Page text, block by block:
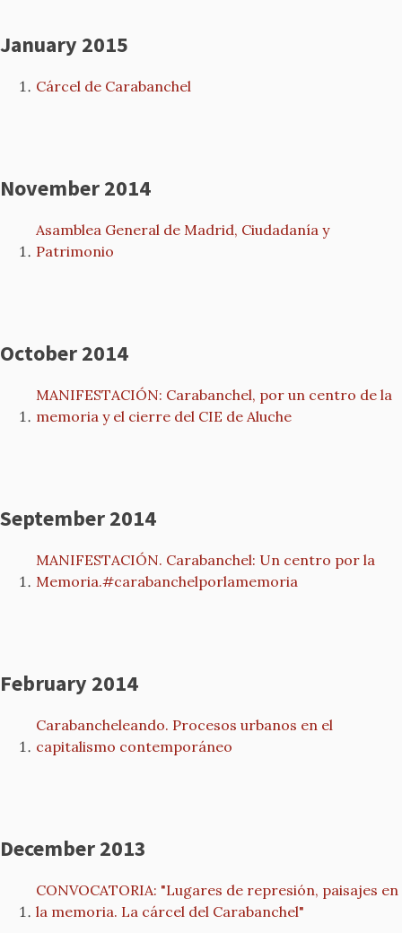
January 2015
Cárcel de Carabanchel
November 2014
Asamblea General de Madrid, Ciudadanía y
Patrimonio
October 2014
MANIFESTACIÓN: Carabanchel, por un centro de la
memoria y el cierre del CIE de Aluche
September 2014
MANIFESTACIÓN. Carabanchel: Un centro por la
Memoria.#carabanchelporlamemoria
February 2014
Carabancheleando. Procesos urbanos en el
capitalismo contemporáneo
December 2013
CONVOCATORIA: "Lugares de represión, paisajes en
la memoria. La cárcel del Carabanchel"